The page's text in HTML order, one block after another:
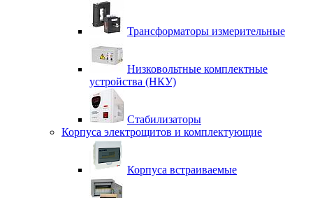
Трансформаторы измерительные
Низковольтные комплектные
устройства (НКУ)
Стабилизаторы
Корпуса электрощитов и комплектующие
Корпуса встраиваемые